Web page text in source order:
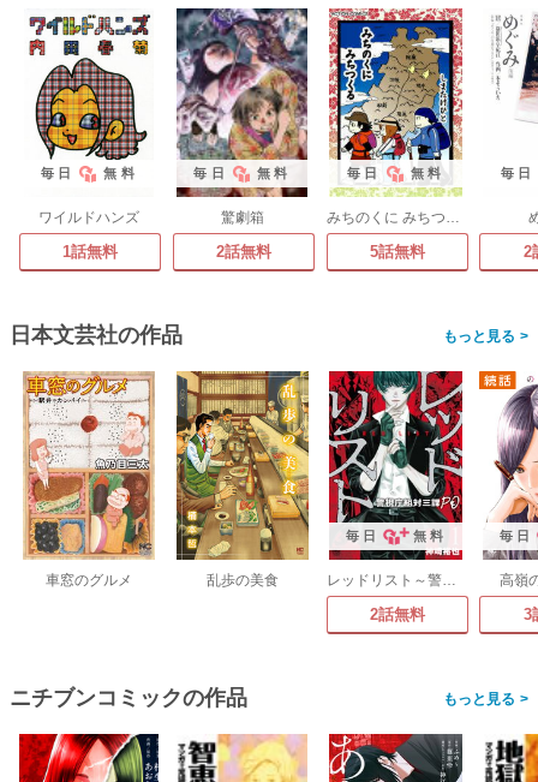
毎日 無料
ワイルドハンズ
1話無料
毎日 無料
驚劇箱
2話無料
毎日 無料
みちのくに みちつくる
5話無料
毎日
2
日本文芸社の作品 >
車窓のグルメ 乱歩の美食
毎日 無料
レッドリスト～警視庁組対三課PO～
2話無料
毎日
高嶺
3
ニチブンコミックの作品 >